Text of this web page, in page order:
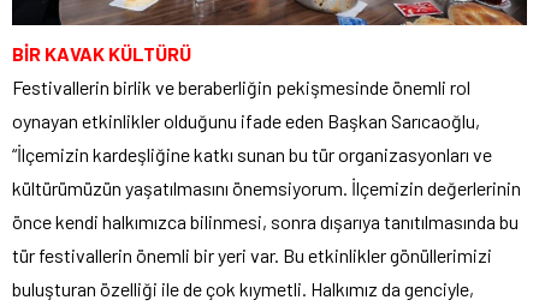
BİR KAVAK KÜLTÜRÜ
Festivallerin birlik ve beraberliğin pekişmesinde önemli rol
oynayan etkinlikler olduğunu ifade eden Başkan Sarıcaoğlu,
“İlçemizin kardeşliğine katkı sunan bu tür organizasyonları ve
kültürümüzün yaşatılmasını önemsiyorum. İlçemizin değerlerinin
önce kendi halkımızca bilinmesi, sonra dışarıya tanıtılmasında bu
tür festivallerin önemli bir yeri var. Bu etkinlikler gönüllerimizi
buluşturan özelliği ile de çok kıymetli. Halkımız da genciyle,